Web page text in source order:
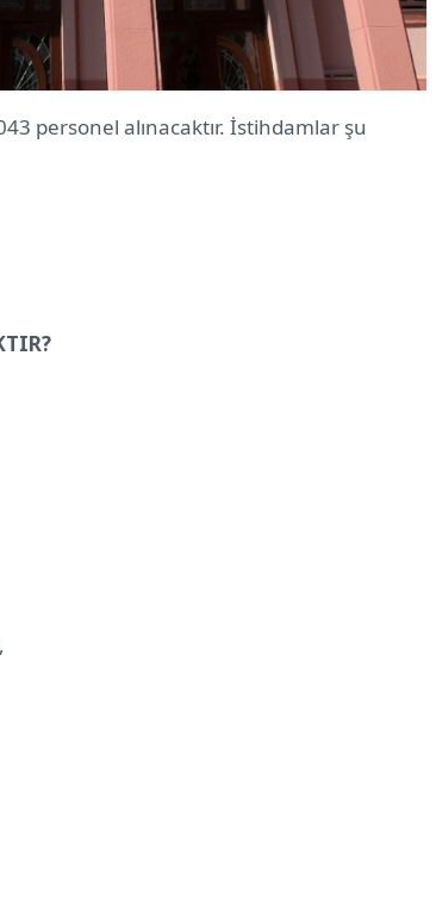
personel alınacaktır. İstihdamlar şu